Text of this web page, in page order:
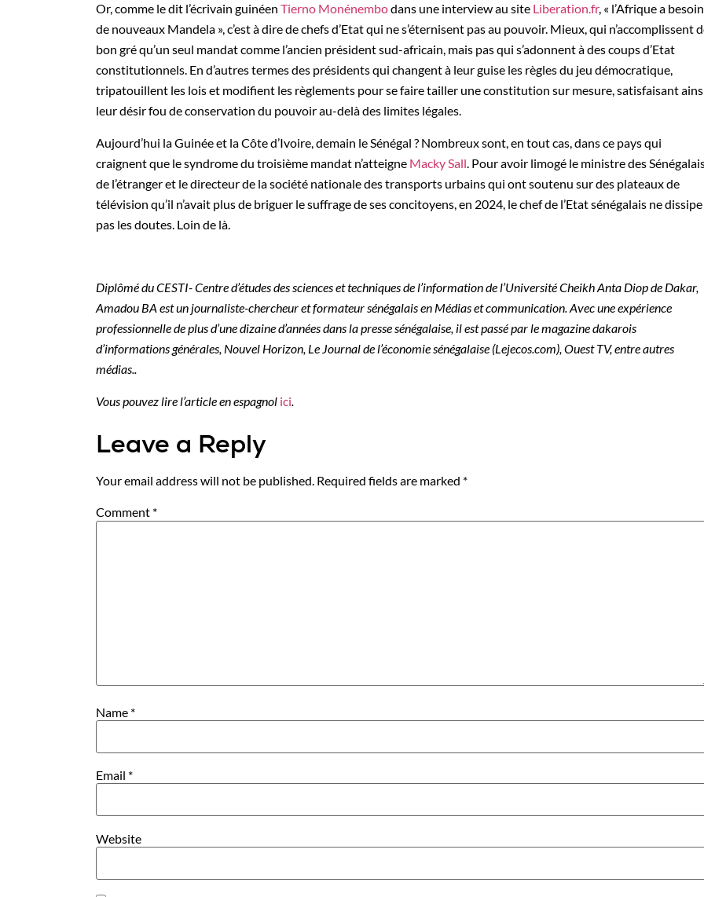
Or, comme le dit l’écrivain guinéen Tierno Monénembodans une interview au site Liberation.fr, « l’Afrique a besoin
de nouveaux Mandela », c’est à dire de chefs d’Etat qui ne s’éternisent pas au pouvoir. Mieux, qui n’accomplissent
bon gré qu’un seul mandat comme l’ancien président sud-africain, mais pas qui s’adonnent à des coups d’Etat
constitutionnels. En d’autres termes des présidents qui changent à leur guise les règles du jeu démocratique,
tripatouillent les lois et modifient les règlements pour se faire tailler une constitution sur mesure, satisfaisant
leur désir fou de conservation du pouvoir au-delà des limites légales.
Aujourd’hui la Guinée et la Côte d’Ivoire, demain le Sénégal ? Nombreux sont, en tout cas, dans ce pays qui
craignent que le syndrome du troisième mandat n’atteigne Macky Sall . Pour avoir limogé le ministre des
de l’étranger et le directeur de la société nationale des transports urbains qui ont soutenu sur des plateaux de
télévision qu’il n’avait plus de briguer le suffrage de ses concitoyens, en 2024, le chef de l’Etat sénégalais ne dissipe
pas les doutes. Loin de là.
Diplômé du CESTI- Centre d’études des sciences et techniques de l’information de l’Université Cheikh Anta Diop de Dakar,
Amadou BA est un journaliste-chercheur et formateur sénégalais en Médias et communication. Avec une expérience
professionnelle de plus d’une dizaine d’années dans la presse sénégalaise, il est passé par le magazine dakarois
d’informations générales, Nouvel Horizon, Le Journal de l’économie sénégalaise (Lejecos.com), Ouest TV, entre autres
médias..
Vous pouvez lire l’article en espagnol ici
Leave a Reply
Your email address will not be published. Required fields are marked *
Comment *
Name *
Email *
Website